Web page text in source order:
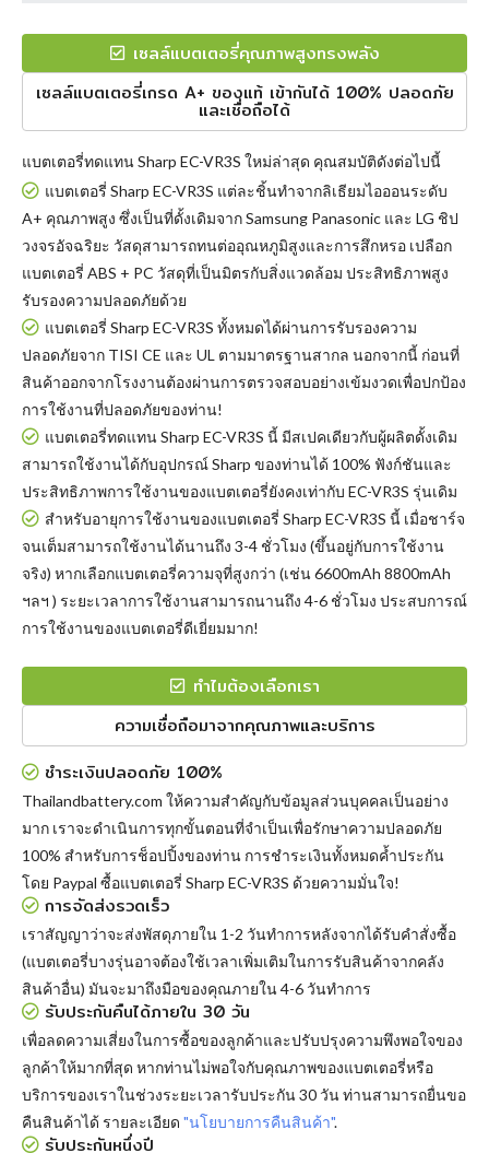
เซลล์แบตเตอรี่คุณภาพสูงทรงพลัง
เซลล์แบตเตอรี่เกรด A+ ของแท้ เข้ากันได้ 100% ปลอดภัย
และเชื่อถือได้
แบตเตอรี่ทดแทน Sharp EC-VR3S ใหม่ล่าสุด คุณสมบัติดังต่อไปนี้
แบตเตอรี่ Sharp EC-VR3S แต่ละชิ้นทำจากลิเธียมไอออนระดับ
A+ คุณภาพสูง ซึ่งเป็นที่ดั้งเดิมจาก Samsung Panasonic และ LG ชิป
วงจรอัจฉริยะ วัสดุสามารถทนต่ออุณหภูมิสูงและการสึกหรอ เปลือก
แบตเตอรี่ ABS + PC วัสดุที่เป็นมิตรกับสิ่งแวดล้อม ประสิทธิภาพสูง
รับรองความปลอดภัยด้วย
แบตเตอรี่ Sharp EC-VR3S ทั้งหมดได้ผ่านการรับรองความ
ปลอดภัยจาก TISI CE และ UL ตามมาตรฐานสากล นอกจากนี้ ก่อนที่
สินค้าออกจากโรงงานต้องผ่านการตรวจสอบอย่างเข้มงวดเพื่อปกป้อง
การใช้งานที่ปลอดภัยของท่าน!
แบตเตอรี่ทดแทน Sharp EC-VR3S นี้ มีสเปคเดียวกับผู้ผลิตดั้งเดิม
สามารถใช้งานได้กับอุปกรณ์ Sharp ของท่านได้ 100% ฟังก์ชันและ
ประสิทธิภาพการใช้งานของแบตเตอรี่ยังคงเท่ากับ EC-VR3S รุ่นเดิม
สำหรับอายุการใช้งานของแบตเตอรี่ Sharp EC-VR3S นี้ เมื่อชาร์จ
จนเต็มสามารถใช้งานได้นานถึง 3-4 ชั่วโมง (ขึ้นอยู่กับการใช้งาน
จริง) หากเลือกแบตเตอรี่ความจุที่สูงกว่า (เช่น 6600mAh 8800mAh
ฯลฯ ) ระยะเวลาการใช้งานสามารถนานถึง 4-6 ชั่วโมง ประสบการณ์
การใช้งานของแบตเตอรี่ดีเยี่ยมมาก!
ทำไมต้องเลือกเรา
ความเชื่อถือมาจากคุณภาพและบริการ
ชำระเงินปลอดภัย 100%
Thailandbattery.com ให้ความสำคัญกับข้อมูลส่วนบุคคลเป็นอย่าง
มาก เราจะดำเนินการทุกขั้นตอนที่จำเป็นเพื่อรักษาความปลอดภัย
100% สำหรับการช็อปปิ้งของท่าน การชำระเงินทั้งหมดค้ำประกัน
โดย Paypal ซื้อแบตเตอรี่ Sharp EC-VR3S ด้วยความมั่นใจ!
การจัดส่งรวดเร็ว
เราสัญญาว่าจะส่งพัสดุภายใน 1-2 วันทำการหลังจากได้รับคำสั่งซื้อ
(แบตเตอรี่บางรุ่นอาจต้องใช้เวลาเพิ่มเติมในการรับสินค้าจากคลัง
สินค้าอื่น) มันจะมาถึงมือของคุณภายใน 4-6 วันทำการ
รับประกันคืนได้ภายใน 30 วัน
เพื่อลดความเสี่ยงในการซื้อของลูกค้าและปรับปรุงความพึงพอใจของ
ลูกค้าให้มากที่สุด หากท่านไม่พอใจกับคุณภาพของแบตเตอรี่หรือ
บริการของเราในช่วงระยะเวลารับประกัน 30 วัน ท่านสามารถยื่นขอ
คืนสินค้าได้ รายละเอียด "นโยบายการคืนสินค้า".
รับประกันหนึ่งปี